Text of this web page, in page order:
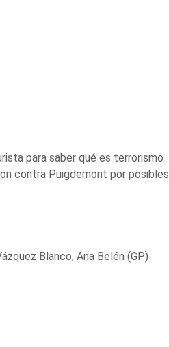
para saber qué es terrorismo
contra Puigdemont por posibles
Blanco, Ana Belén (GP)